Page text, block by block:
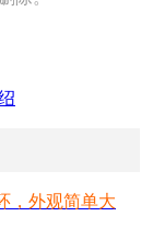
，外观简单大